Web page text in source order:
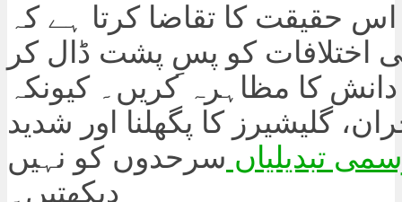
حقیقت کا تقاضا کرتا ہے کہ
اختلافات کو پسِ پشت ڈال کر
کا مظاہرہ کریں۔ کیونکہ
گلیشیرز کا پگھلنا اور شدید
تبدیلیاں سرحدوں کو نہیں
دیکھتیں۔